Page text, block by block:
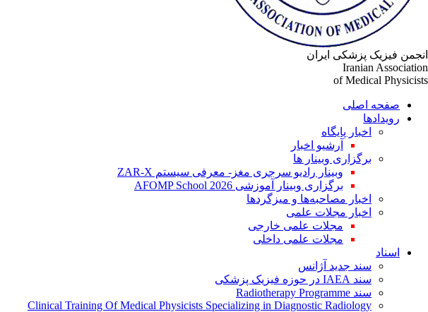
انجمن فیزیک پزشکی ایران
Iranian Association
of Medical Physicists
صفحه اصلی
رویدادها
اخبار پایگاه
آرشیو اخبار
برگزاری وبینار ها
وبینار رادیو سرجری مغز- معرفی سیستم ZAR-X
برگزاری وبینار آموزشی AFOMP School 2026
اخبار مصاحبه‌ها و میزگردها
اخبار مجلات علمی
مجلات علمی خارجی
مجلات علمی داخلی
اسناد
سند جدید آژانس
سند IAEA در حوزه فیزیک پزشکی
سند Radiotherapy Programme
Clinical Training Of Medical Physicists Specializing in Diagnostic Radiology